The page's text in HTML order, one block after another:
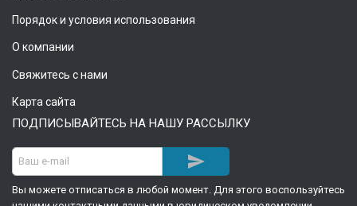
Порядок и условия использования
О компании
Свяжитесь с нами
Карта сайта
ПОДПИСЫВАЙТЕСЬ НА НАШУ РАССЫЛКУ

Вы можете отписаться в любой момент. Для этого воспользуйтесь